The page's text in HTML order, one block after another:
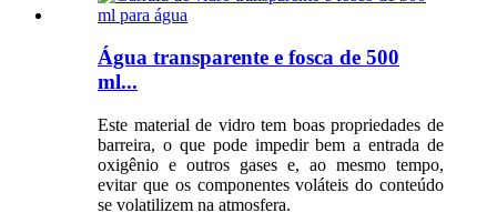
Água transparente e fosca de 500
ml...
Este material de vidro tem boas propriedades de
barreira, o que pode impedir bem a entrada de
oxigênio e outros gases e, ao mesmo tempo,
evitar que os componentes voláteis do conteúdo
se volatilizem na atmosfera.